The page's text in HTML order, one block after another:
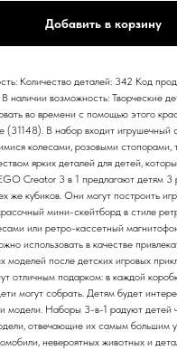
Добавить в корзину
Количество деталей: 342 Код
наличии возможность: Творческие
во времени с помощью этого
(31148). В набор входит игрушечный
колесами, розовыми стопорами,
ярких деталей для детей,
Creator 3 в 1 предлагают детям 3
же кубиков. Они могут построить
мини-скейтборд в стиле
или ретро-кассетный
использовать в качестве
моделей после детских игровых
отличным подарком: в каждой
могут собрать. Детям будет
модели. Наборы 3-в-1 радуют детей
отвечающие их самым большим
невероятных животных и